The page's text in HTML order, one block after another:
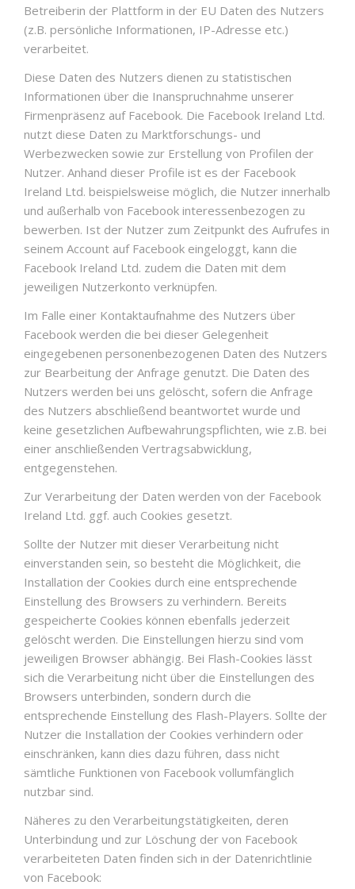
Betreiberin der Plattform in der EU Daten des Nutzers
(z.B. persönliche Informationen, IP-Adresse etc.)
verarbeitet.
Diese Daten des Nutzers dienen zu statistischen
Informationen über die Inanspruchnahme unserer
Firmenpräsenz auf Facebook. Die Facebook Ireland Ltd.
nutzt diese Daten zu Marktforschungs- und
Werbezwecken sowie zur Erstellung von Profilen der
Nutzer. Anhand dieser Profile ist es der Facebook
Ireland Ltd. beispielsweise möglich, die Nutzer innerhalb
und außerhalb von Facebook interessenbezogen zu
bewerben. Ist der Nutzer zum Zeitpunkt des Aufrufes in
seinem Account auf Facebook eingeloggt, kann die
Facebook Ireland Ltd. zudem die Daten mit dem
jeweiligen Nutzerkonto verknüpfen.
Im Falle einer Kontaktaufnahme des Nutzers über
Facebook werden die bei dieser Gelegenheit
eingegebenen personenbezogenen Daten des Nutzers
zur Bearbeitung der Anfrage genutzt. Die Daten des
Nutzers werden bei uns gelöscht, sofern die Anfrage
des Nutzers abschließend beantwortet wurde und
keine gesetzlichen Aufbewahrungspflichten, wie z.B. bei
einer anschließenden Vertragsabwicklung,
entgegenstehen.
Zur Verarbeitung der Daten werden von der Facebook
Ireland Ltd. ggf. auch Cookies gesetzt.
Sollte der Nutzer mit dieser Verarbeitung nicht
einverstanden sein, so besteht die Möglichkeit, die
Installation der Cookies durch eine entsprechende
Einstellung des Browsers zu verhindern. Bereits
gespeicherte Cookies können ebenfalls jederzeit
gelöscht werden. Die Einstellungen hierzu sind vom
jeweiligen Browser abhängig. Bei Flash-Cookies lässt
sich die Verarbeitung nicht über die Einstellungen des
Browsers unterbinden, sondern durch die
entsprechende Einstellung des Flash-Players. Sollte der
Nutzer die Installation der Cookies verhindern oder
einschränken, kann dies dazu führen, dass nicht
sämtliche Funktionen von Facebook vollumfänglich
nutzbar sind.
Näheres zu den Verarbeitungstätigkeiten, deren
Unterbindung und zur Löschung der von Facebook
verarbeiteten Daten finden sich in der Datenrichtlinie
von Facebook: